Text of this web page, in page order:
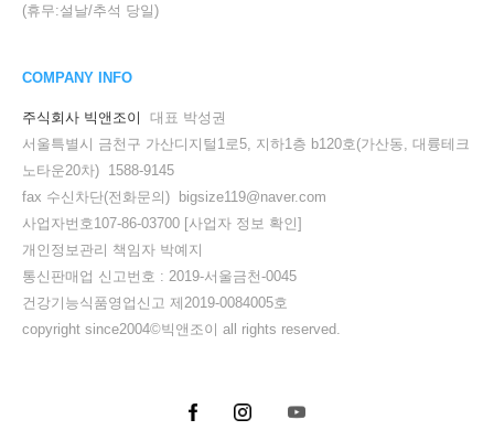
(휴무:설날/추석 당일)
COMPANY INFO
주식회사 빅앤조이
대표 박성권
서울특별시 금천구 가산디지털1로5, 지하1층 b120호(가산동, 대륭테크
노타운20차) 1588-9145
fax 수신차단(전화문의) bigsize119@naver.com
사업자번호107-86-03700 [사업자 정보 확인]
개인정보관리 책임자 박예지
통신판매업 신고번호 : 2019-서울금천-0045
건강기능식품영업신고 제2019-0084005호
copyright since2004©빅앤조이 all rights reserved.